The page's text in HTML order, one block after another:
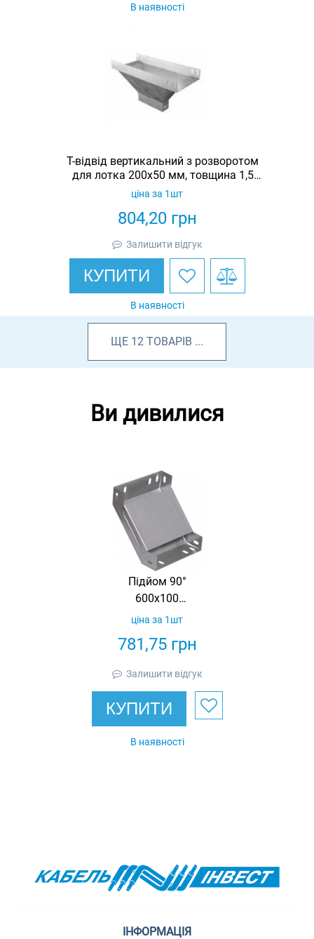
В наявності
Т-відвід вертикальний з розворотом
для лотка 200х50 мм, товщина 1,5
мм, гарячеоцинкований, Eurotray
804,20грн
ціна за 1шт
Залишити відгук
КУПИТИ
В наявності
ЩЕ 12 ТОВАРІВ ...
Ви дивилися
Підйом 90°
600х100
спрощений в
кришкою IEK
781,75грн
ціна за 1шт
Залишити відгук
КУПИТИ
В наявності
ІНФОРМАЦІЯ